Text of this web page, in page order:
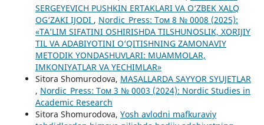
SERGEYEVICH PUSHKIN ERTAKLARI VA O‘ZBEK XALQ
OG‘ZAKI IJODI , Nordic_Press: Том 8 № 0008 (2025):
«TA’LIM SIFATINI OSHIRISHDA TILSHUNOSLIK, XORIJIY
TIL VA ADABIYOTINI O‘QITISHNING ZAMONAVIY
METODIK YONDASHUVLARI: MUAMMOLAR,
IMKONIYATLAR VA YECHIMLAR»
Sitora Shomurodova, MASALLARDA SAYYOR SYUJETLAR
, Nordic_Press: Том 3 № 0003 (2024): Nordic Studies in
Academic Research
Sitora Shomurodova, Yosh avlodni mafkuraviy